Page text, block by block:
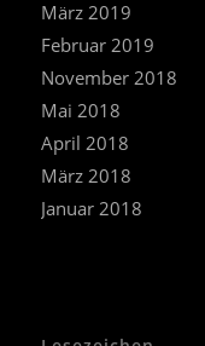
März 2019
Februar 2019
November 2018
Mai 2018
April 2018
März 2018
Januar 2018